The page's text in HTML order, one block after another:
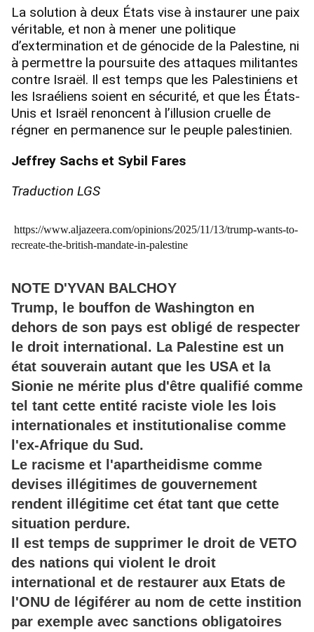
La solution à deux États vise à instaurer une paix
véritable, et non à mener une politique
d’extermination et de génocide de la Palestine, ni
à permettre la poursuite des attaques militantes
contre Israël. Il est temps que les Palestiniens et
les Israéliens soient en sécurité, et que les États-
Unis et Israël renoncent à l’illusion cruelle de
régner en permanence sur le peuple palestinien.
Jeffrey Sachs et Sybil Fares
Traduction LGS
https://www.aljazeera.com/opinions/2025/11/13/trump-wants-to-
recreate-the-british-mandate-in-palestine
NOTE D'YVAN BALCHOY
Trump, le bouffon de Washington en
dehors de son pays est obligé de respecter
le droit international. La Palestine est un
état souverain autant que les USA et la
Sionie ne mérite plus d'être qualifié comme
tel tant cette entité raciste viole les lois
internationales et institutionalise comme
l'ex-Afrique du Sud.
Le racisme et l'apartheidisme comme
devises illégitimes de gouvernement
rendent illégitime cet état tant que cette
situation perdure.
Il est temps de supprimer le droit de VETO
des nations qui violent le droit
international et de restaurer aux Etats de
l'ONU de légiférer au nom de cette instition
par exemple avec sanctions obligatoires